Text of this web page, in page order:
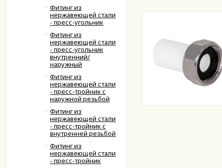
Фитинг из
нержавеющей стали
- пресс-угольник
Фитинг из
нержавеющей стали
- пресс-угольник
внутренний/
наружный
Фитинг из
нержавеющей стали
- пресс-тройник с
наружной резьбой
Фитинг из
нержавеющей стали
- пресс-тройник с
внутренней резьбой
Фитинг из
нержавеющей стали
- пресс-тройник